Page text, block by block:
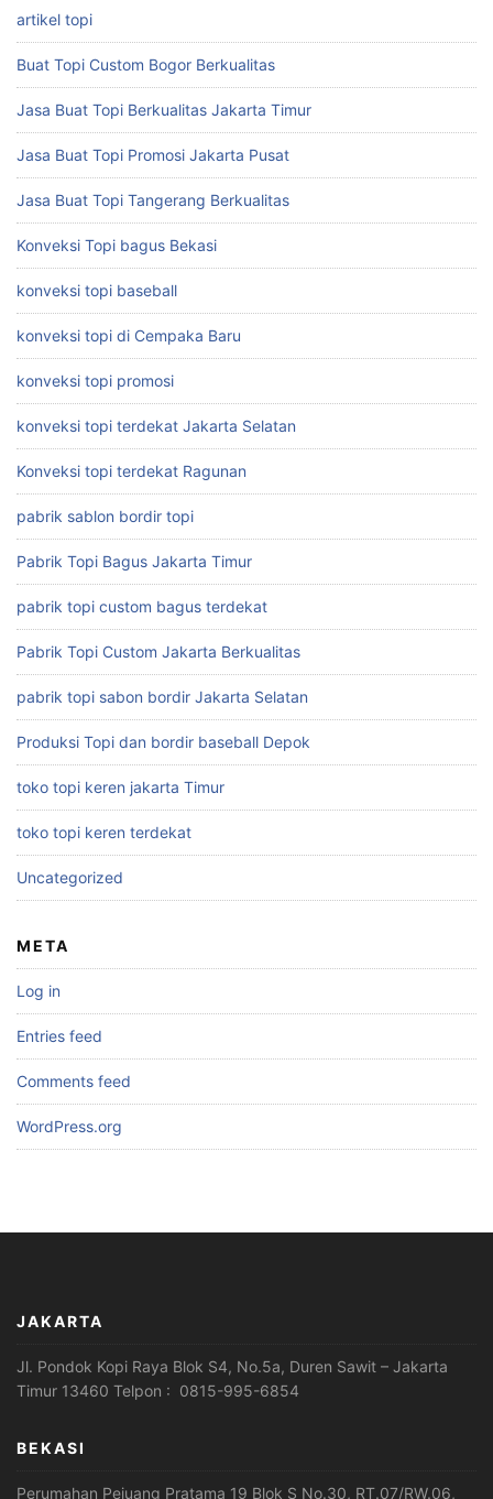
artikel topi
Buat Topi Custom Bogor Berkualitas
Jasa Buat Topi Berkualitas Jakarta Timur
Jasa Buat Topi Promosi Jakarta Pusat
Jasa Buat Topi Tangerang Berkualitas
Konveksi Topi bagus Bekasi
konveksi topi baseball
konveksi topi di Cempaka Baru
konveksi topi promosi
konveksi topi terdekat Jakarta Selatan
Konveksi topi terdekat Ragunan
pabrik sablon bordir topi
Pabrik Topi Bagus Jakarta Timur
pabrik topi custom bagus terdekat
Pabrik Topi Custom Jakarta Berkualitas
pabrik topi sabon bordir Jakarta Selatan
Produksi Topi dan bordir baseball Depok
toko topi keren jakarta Timur
toko topi keren terdekat
Uncategorized
META
Log in
Entries feed
Comments feed
WordPress.org
JAKARTA
Jl. Pondok Kopi Raya Blok S4, No.5a, Duren Sawit – Jakarta
Timur 13460 Telpon : 0815-995-6854
BEKASI
Perumahan Pejuang Pratama 19 Blok S No.30, RT.07/RW.06,